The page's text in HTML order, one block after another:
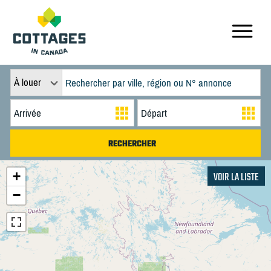
À louer
+
−
VOIR LA LISTE